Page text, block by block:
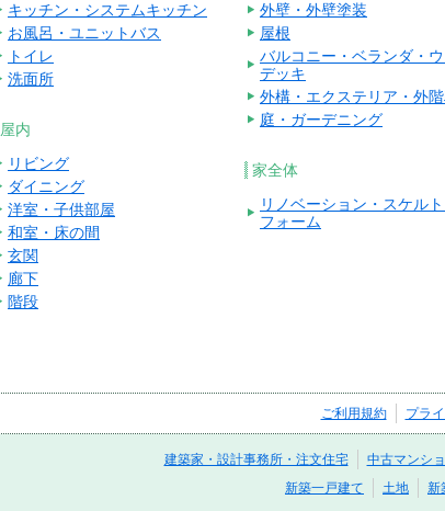
キッチン・システムキッチン
お風呂・ユニットバス
トイレ
洗面所
屋内
リビング
ダイニング
洋室・子供部屋
和室・床の間
玄関
廊下
階段
外壁・外壁塗装
屋根
バルコニー・ベランダ・
デッキ
外構・エクステリア・外
庭・ガーデニング
家全体
リノベーション・スケルト
フォーム
ご利用規約 プラ
建築家・設計事務所・注文住宅 中古マンシ
新築一戸建て
土地 新